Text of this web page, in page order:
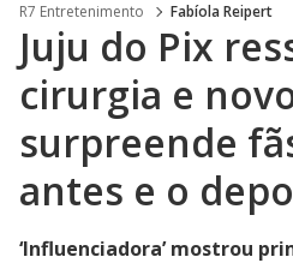
R7 Entretenimento Fabíola Reipert
Juju do Pix
cirurgia e
surpreende
antes e o
‘Influenciadora’ mostrou